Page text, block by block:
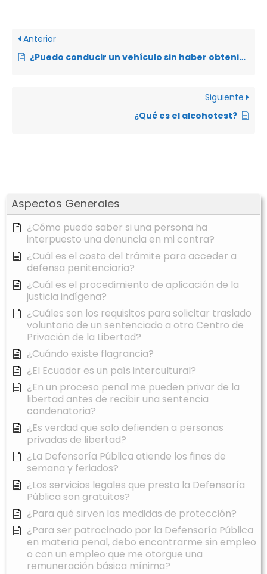
Aspectos Generales
¿Cómo puedo saber si una persona ha
interpuesto una denuncia en mi contra?
¿Cuál es el costo del trámite para acceder a
defensa penitenciaria?
¿Cuál es el procedimiento de aplicación de la
justicia indígena?
¿Cuáles son los requisitos para solicitar traslado
voluntario de un sentenciado a otro Centro de
Privación de la Libertad?
¿Cuándo existe flagrancia?
¿El Ecuador es un país intercultural?
¿En un proceso penal me pueden privar de la
libertad antes de recibir una sentencia
condenatoria?
¿Es verdad que solo defienden a personas
privadas de libertad?
¿La Defensoría Pública atiende los fines de
semana y feriados?
¿Los servicios legales que presta la Defensoría
Pública son gratuitos?
¿Para qué sirven las medidas de protección?
¿Para ser patrocinado por la Defensoría Pública
en materia penal, debo encontrarme sin empleo
o con un empleo que me otorgue una
remuneración básica mínima?
Anterior
¿Puedo conducir un vehículo sin haber obtenido la respectiva licencia de conducir?
Siguiente
¿Qué es el alcohotest?